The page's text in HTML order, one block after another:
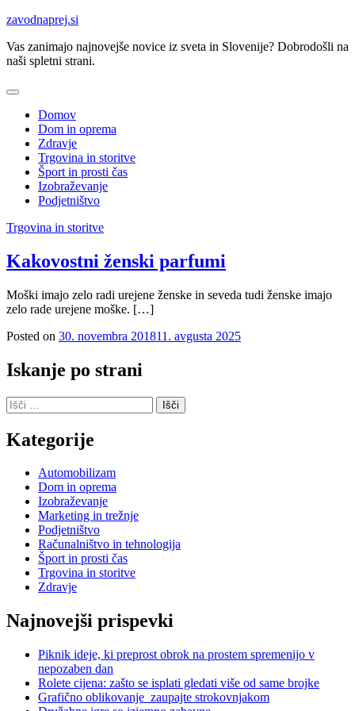
Skip
content
zavodnaprej.si
Vas zanimajo najnovejše novice iz sveta in Slovenije? Dobrodošli na
naši spletni strani.
Domov
Dom in oprema
Zdravje
Trgovina in storitve
Šport in prosti čas
Izobraževanje
Podjetništvo
Trgovina in storitve
Kakovostni ženski parfumi
Moški imajo zelo radi urejene ženske in seveda tudi ženske imajo
zelo rade urejene moške. […]
Posted on 30. novembra 201811. avgusta 2025
Iskanje po strani
Išči:
Kategorije
Automobilizam
Dom in oprema
Izobraževanje
Marketing in trežnje
Podjetništvo
Računalništvo in tehnologija
Šport in prosti čas
Trgovina in storitve
Zdravje
Najnovejši prispevki
Piknik ideje, ki preprost obrok na prostem spremenijo v
nepozaben dan
Rolete cijena: zašto se isplati gledati više od same brojke
Grafično oblikovanje zaupajte strokovnjakom